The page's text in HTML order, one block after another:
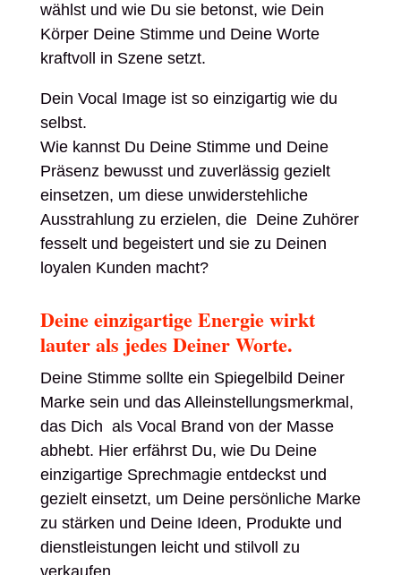
wählst und wie Du sie betonst, wie Dein
Körper Deine Stimme und Deine Worte
kraftvoll in Szene setzt.
Dein Vocal Image ist so einzigartig wie du
selbst.
Wie kannst Du Deine Stimme und Deine
Präsenz bewusst und zuverlässig gezielt
einsetzen, um diese unwiderstehliche
Ausstrahlung zu erzielen, die Deine Zuhörer
fesselt und begeistert und sie zu Deinen
loyalen Kunden macht?
Deine einzigartige Energie wirkt
lauter als jedes Deiner Worte.
Deine Stimme sollte ein Spiegelbild Deiner
Marke sein und das Alleinstellungsmerkmal,
das Dich als Vocal Brand von der Masse
abhebt. Hier erfährst Du, wie Du Deine
einzigartige Sprechmagie entdeckst und
gezielt einsetzt, um Deine persönliche Marke
zu stärken und Deine Ideen, Produkte und
dienstleistungen leicht und stilvoll zu
verkaufen.